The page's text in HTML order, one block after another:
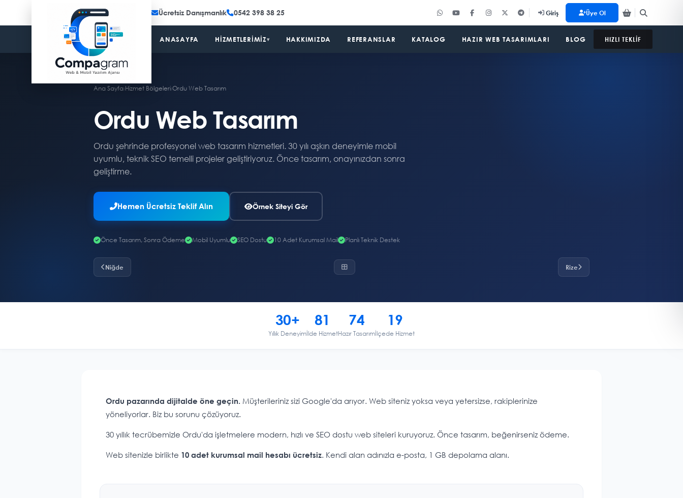
Ücretsiz Danışmanlık 0542 398 38 25 Giriş Üye Ol
ANASAYFA HIZMETLERIMIZ▾ HAKKIMIZDA REFERANSLAR KATALOG HAZIR WEB TASARIMLARI BLOG HIZLI TEKLİF
Ana Sayfa›Hizmet Bölgeleri›Ordu Web Tasarım
Ordu Web Tasarım
Ordu şehrinde profesyonel web tasarım hizmetleri. 30 yılı aşkın deneyimle mobil
uyumlu, teknik SEO temelli projeler geliştiriyoruz. Önce tasarım, onayınızdan sonra
geliştirme.
Hemen Ücretsiz Teklif Alın Örnek Siteyi Gör
Önce Tasarım, Sonra Ödeme Mobil Uyumlu SEO Dostu 10 Adet Kurumsal Mail Planlı Teknik Destek
Niğde Rize
30+
Yıllık Deneyim
81
İlde Hizmet
74
Hazır Tasarım
19
İlçede Hizmet
Ordu pazarında dijitalde öne geçin. Müşterileriniz sizi Google'da arıyor. Web siteniz yoksa veya yetersizse, rakiplerinize
yöneliyorlar. Biz bu sorunu çözüyoruz.
30 yıllık tecrübemizle Ordu'da işletmelere modern, hızlı ve SEO dostu web siteleri kuruyoruz. Önce tasarım, beğenirseniz ödeme.
Web sitenizle birlikte 10 adet kurumsal mail hesabı ücretsiz. Kendi alan adınızla e-posta, 1 GB depolama alanı.